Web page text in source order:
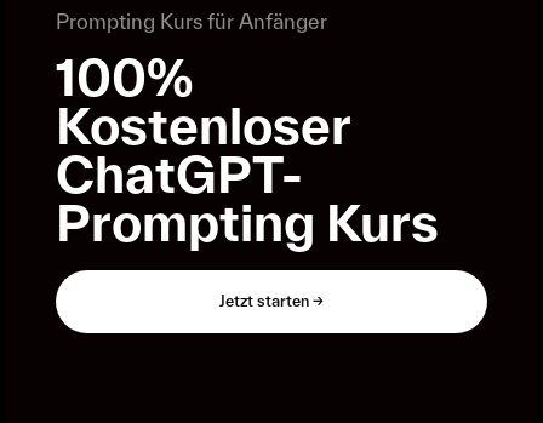
Prompting Kurs für Anfänger
100%
Kostenloser
ChatGPT-
Prompting Kurs
Jetzt starten ->